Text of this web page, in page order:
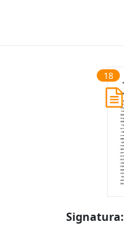
18
Signatura: